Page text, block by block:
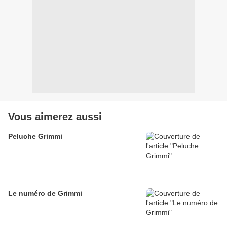
Vous aimerez aussi
Peluche Grimmi
Le numéro de Grimmi